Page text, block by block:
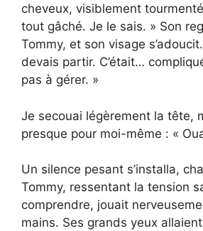
cheveux, visiblement
tout gâché. Je le sais. » Son
Tommy, et son visage
devais partir. C’était…
pas à gérer. »
Je secouai légèrement la tête,
presque pour moi-même : «
Un silence pesant s’installa,
Tommy, ressentant la tension
comprendre, jouait
mains. Ses grands yeux